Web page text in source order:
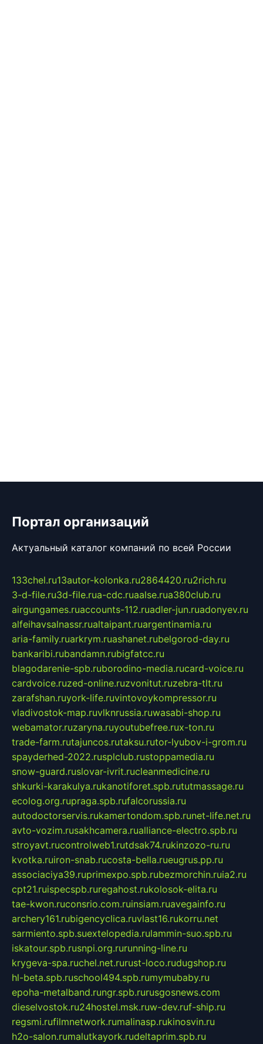
Портал организаций
Актуальный каталог компаний по всей России
133chel.ru13autor-kolonka.ru2864420.ru2rich.ru
3-d-file.ru3d-file.rua-cdc.ruaalse.rua380club.ru
airgungames.ruaccounts-112.ruadler-jun.ruadonyev.ru
alfeihavsalnassr.rualtaipant.ruargentinamia.ru
aria-family.ruarkrym.ruashanet.rubelgorod-day.ru
bankaribi.rubandamn.rubigfatcc.ru
blagodarenie-spb.ruborodino-media.rucard-voice.ru
cardvoice.ruzed-online.ruzvonitut.ruzebra-tlt.ru
zarafshan.ruyork-life.ruvintovoykompressor.ru
vladivostok-map.ruvlknrussia.ruwasabi-shop.ru
webamator.ruzaryna.ruyoutubefree.rux-ton.ru
trade-farm.rutajuncos.rutaksu.rutor-lyubov-i-grom.ru
spayderhed-2022.rusplclub.rustoppamedia.ru
snow-guard.ruslovar-ivrit.rucleanmedicine.ru
shkurki-karakulya.rukanotiforet.spb.rututmassage.ru
ecolog.org.rupraga.spb.rufalcorussia.ru
autodoctorservis.rukamertondom.spb.runet-life.net.ru
avto-vozim.rusakhcamera.rualliance-electro.spb.ru
stroyavt.rucontrolweb1.rutdsak74.rukinzozo-ru.ru
kvotka.ruiron-snab.rucosta-bella.rueugrus.pp.ru
associaciya39.ruprimexpo.spb.rubezmorchin.ruia2.ru
cpt21.ruispecspb.ruregahost.rukolosok-elita.ru
tae-kwon.ruconsrio.com.ruinsiam.ruavegainfo.ru
archery161.rubigencyclica.ruvlast16.rukorru.net
sarmiento.spb.suextelopedia.rulammin-suo.spb.ru
iskatour.spb.rusnpi.org.rurunning-line.ru
krygeva-spa.ruchel.net.rurust-loco.rudugshop.ru
hl-beta.spb.ruschool494.spb.rumymubaby.ru
epoha-metalband.rungr.spb.rurusgosnews.com
dieselvostok.ru24hostel.msk.ruw-dev.ruf-ship.ru
regsmi.rufilmnetwork.rumalinasp.rukinosvin.ru
h2o-salon.rumalutkayork.rudeltaprim.spb.ru